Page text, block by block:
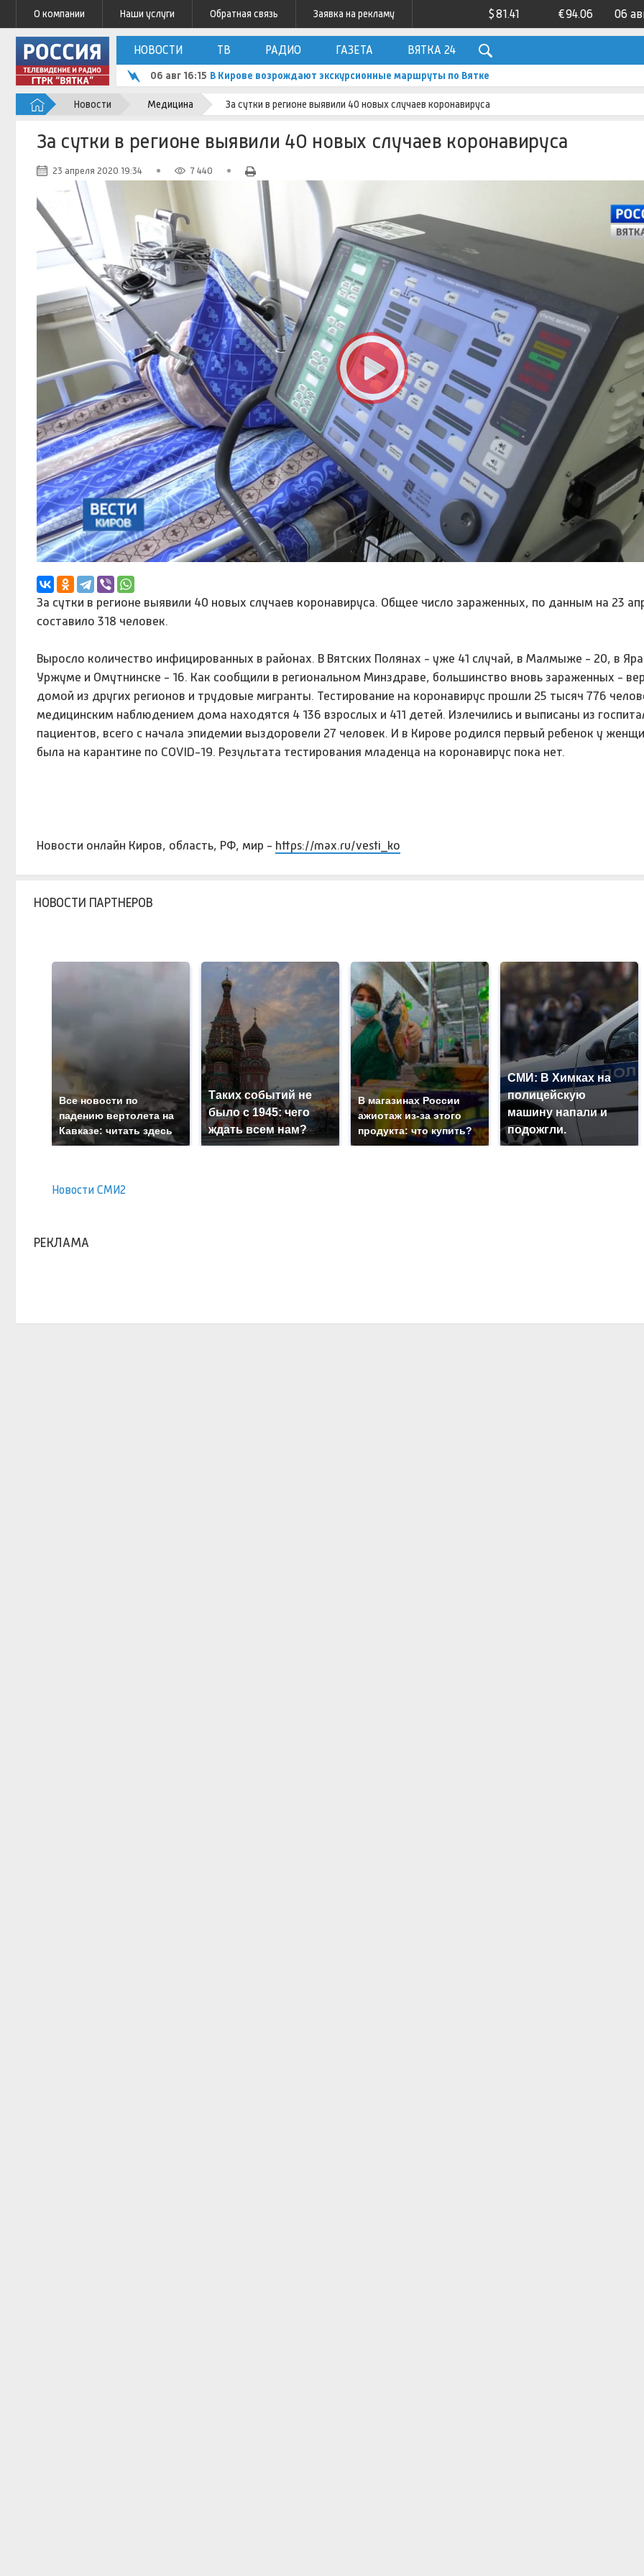
О компании Наши услуги Обратная связь Заявка на рекламу $81.41 €94.06 06
НОВОСТИ ТВ РАДИО ГАЗЕТА ВЯТКА 24
06 авг 16:15 В Кирове возрождают экскурсионные маршруты по Вятке
Новости Медицина За сутки в регионе выявили 40 новых случаев коронавируса
За сутки в регионе выявили 40 новых случаев коронавируса
23 апреля 2020 19:34 7 440
За сутки в регионе выявили 40 новых случаев коронавируса. Общее число зараженных, по данным на 23
составило 318 человек.
Выросло количество инфицированных в районах. В Вятских Полянах - уже 41 случай, в Малмыже - 20, в
Уржуме и Омутнинске - 16. Как сообщили в региональном Минздраве, большинство вновь зараженных -
домой из других регионов и трудовые мигранты. Тестирование на коронавирус прошли 25 тысяч 776
медицинским наблюдением дома находятся 4 136 взрослых и 411 детей. Излечились и выписаны из
пациентов, всего с начала эпидемии выздоровели 27 человек. И в Кирове родился первый ребенок у
была на карантине по COVID-19. Результата тестирования младенца на коронавирус пока нет.
Новости онлайн Киров, область, РФ, мир - https://max.ru/vesti_ko
НОВОСТИ ПАРТНЕРОВ
Все новости по
падению вертолета на
Кавказе: читать здесь
Таких событий не
было с 1945: чего
ждать всем нам?
В магазинах России
ажиотаж из-за этого
продукта: что купить?
СМИ: В Химках на
полицейскую
машину напали и
подожгли.
Новости СМИ2
РЕКЛАМА